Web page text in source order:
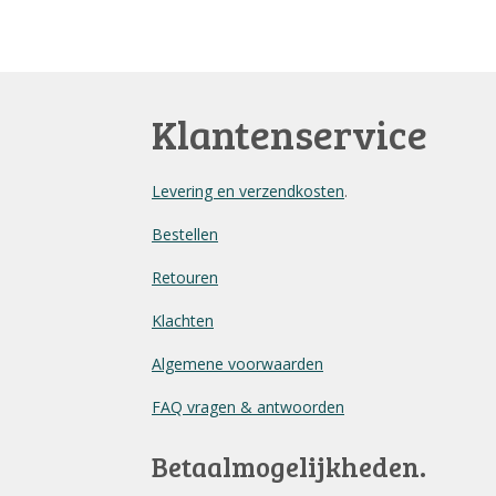
Klantenservice
Levering en verzendkosten.
Bestellen
Retouren
Klachten
Algemene voorwaarden
FAQ vragen & antwoorden
Betaalmogelijkheden.